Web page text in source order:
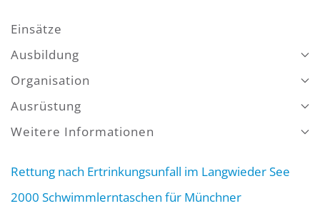
Einsätze
Ausbildung
Organisation
Ausrüstung
Weitere Informationen
Rettung nach Ertrinkungsunfall im Langwieder See
2000 Schwimmlerntaschen für Münchner